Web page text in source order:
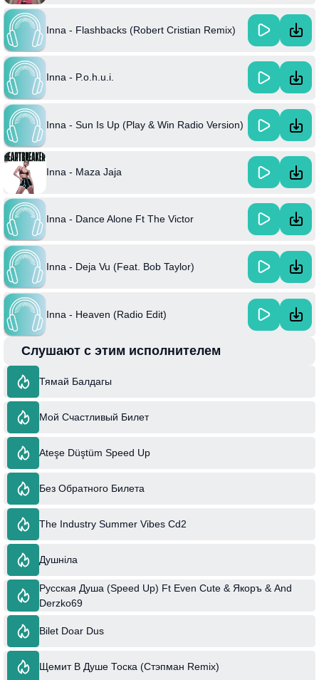
Inna - Flashbacks (Robert Cristian Remix)
Inna - P.o.h.u.i.
Inna - Sun Is Up (Play & Win Radio Version)
Inna - Maza Jaja
Inna - Dance Alone Ft The Victor
Inna - Deja Vu (Feat. Bob Taylor)
Inna - Heaven (Radio Edit)
Слушают с этим исполнителем
Тямай Балдагы
Мой Счастливый Билет
Ateşe Düştüm Speed Up
Без Обратного Билета
The Industry Summer Vibes Cd2
Душніла
Русская Душа (Speed Up) Ft Even Cute & Якоръ & And
Derzko69
Bilet Doar Dus
Щемит В Душе Тоска (Стэпман Remix)